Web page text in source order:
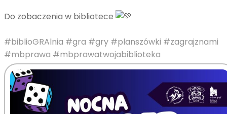
Do zobaczenia w bibliotece
#biblioGRAlnia #gra #gry #planszówki #zagrajznami
#mbprawa #mbprawatwojabiblioteka